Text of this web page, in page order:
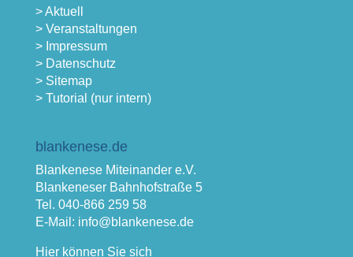
> Aktuell
> Veranstaltungen
> Impressum
> Datenschutz
> Sitemap
> Tutorial (nur intern)
blankenese.de
Blankenese Miteinander e.V.
Blankeneser Bahnhofstraße 5
Tel. 040-866 259 58
E-Mail: info@blankenese.de
Hier können Sie sich